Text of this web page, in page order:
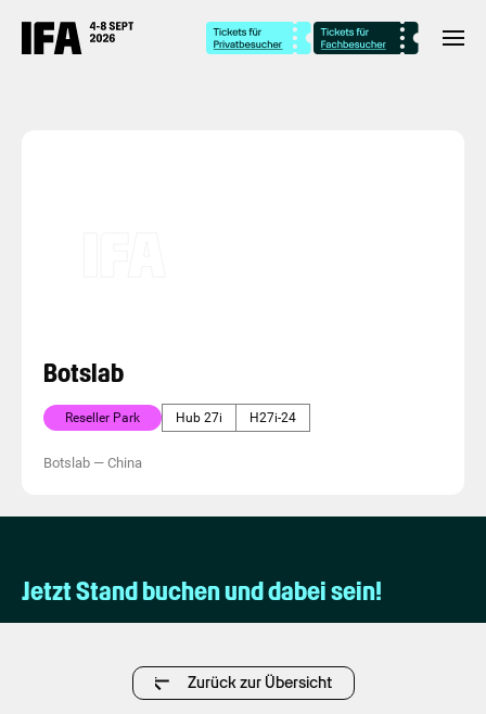
Botslab
Reseller Park Hub 27i H27i-24
Botslab — China
Jetzt Stand buchen und dabei sein!
Zurück zur Übersicht